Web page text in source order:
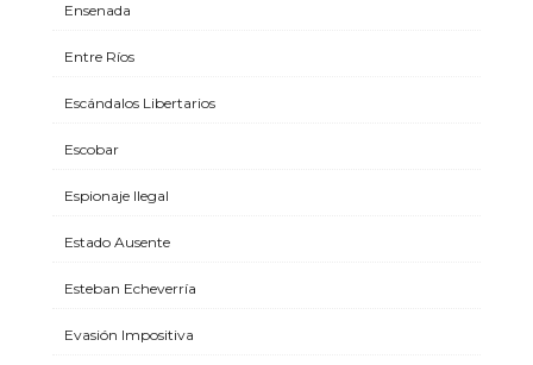
Ensenada
Entre Ríos
Escándalos Libertarios
Escobar
Espionaje Ilegal
Estado Ausente
Esteban Echeverría
Evasión Impositiva